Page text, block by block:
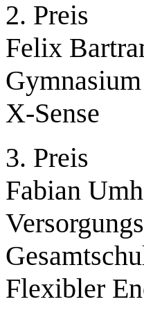
2. Preis
Felix
X-Sense
3. Preis
Fabian
Flexibler